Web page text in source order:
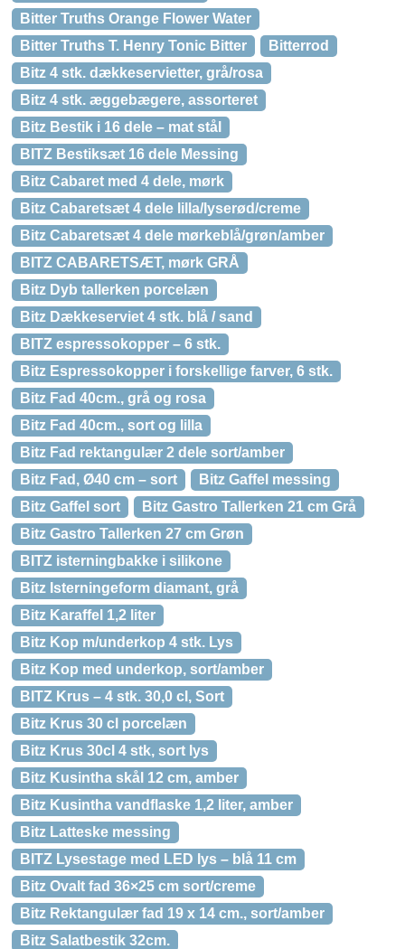
Bitter Truths Orange Flower Water
Bitter Truths T. Henry Tonic Bitter
Bitterrod
Bitz 4 stk. dækkeservietter, grå/rosa
Bitz 4 stk. æggebægere, assorteret
Bitz Bestik i 16 dele – mat stål
BITZ Bestiksæt 16 dele Messing
Bitz Cabaret med 4 dele, mørk
Bitz Cabaretsæt 4 dele lilla/lyserød/creme
Bitz Cabaretsæt 4 dele mørkeblå/grøn/amber
BITZ CABARETSÆT, mørk GRÅ
Bitz Dyb tallerken porcelæn
Bitz Dækkeserviet 4 stk. blå / sand
BITZ espressokopper – 6 stk.
Bitz Espressokopper i forskellige farver, 6 stk.
Bitz Fad 40cm., grå og rosa
Bitz Fad 40cm., sort og lilla
Bitz Fad rektangulær 2 dele sort/amber
Bitz Fad, Ø40 cm – sort
Bitz Gaffel messing
Bitz Gaffel sort
Bitz Gastro Tallerken 21 cm Grå
Bitz Gastro Tallerken 27 cm Grøn
BITZ isterningbakke i silikone
Bitz Isterningeform diamant, grå
Bitz Karaffel 1,2 liter
Bitz Kop m/underkop 4 stk. Lys
Bitz Kop med underkop, sort/amber
BITZ Krus – 4 stk. 30,0 cl, Sort
Bitz Krus 30 cl porcelæn
Bitz Krus 30cl 4 stk, sort lys
Bitz Kusintha skål 12 cm, amber
Bitz Kusintha vandflaske 1,2 liter, amber
Bitz Latteske messing
BITZ Lysestage med LED lys – blå 11 cm
Bitz Ovalt fad 36×25 cm sort/creme
Bitz Rektangulær fad 19 x 14 cm., sort/amber
Bitz Salatbestik 32cm.